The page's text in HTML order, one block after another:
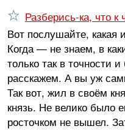
Разберись-ка, что к
Вот послушайте, какая
Когда — не знаем, в
только так в точности
расскажем. А вы уж
Так вот, жил в своём
князь. Не велико было
росточком не вышел.